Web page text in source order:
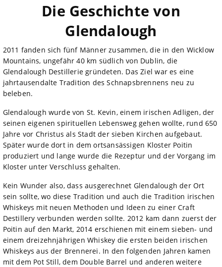
Die Geschichte von
Glendalough
2011 fanden sich fünf Männer zusammen, die in den Wicklow
Mountains, ungefähr 40 km südlich von Dublin, die
Glendalough Destillerie gründeten. Das Ziel war es eine
jahrtausendalte Tradition des Schnapsbrennens neu zu
beleben.
Glendalough wurde von St. Kevin, einem irischen Adligen, der
seinen eigenen spirituellen Lebensweg gehen wollte, rund 650
Jahre vor Christus als Stadt der sieben Kirchen aufgebaut.
Später wurde dort in dem ortsansässigen Kloster Poitin
produziert und lange wurde die Rezeptur und der Vorgang im
Kloster unter Verschluss gehalten.
Kein Wunder also, dass ausgerechnet Glendalough der Ort
sein sollte, wo diese Tradition und auch die Tradition irischen
Whiskeys mit neuen Methoden und Ideen zu einer Craft
Destillery verbunden werden sollte. 2012 kam dann zuerst der
Poitin auf den Markt, 2014 erschienen mit einem sieben- und
einem dreizehnjährigen Whiskey die ersten beiden irischen
Whiskeys aus der Brennerei. In den folgenden Jahren kamen
mit dem Pot Still, dem Double Barrel und anderen weitere